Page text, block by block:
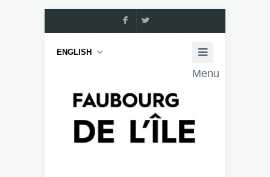
F L
ENGLISH
Menu